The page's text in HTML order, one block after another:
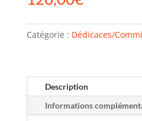
Catégorie : Dédicaces/
Description
Informations